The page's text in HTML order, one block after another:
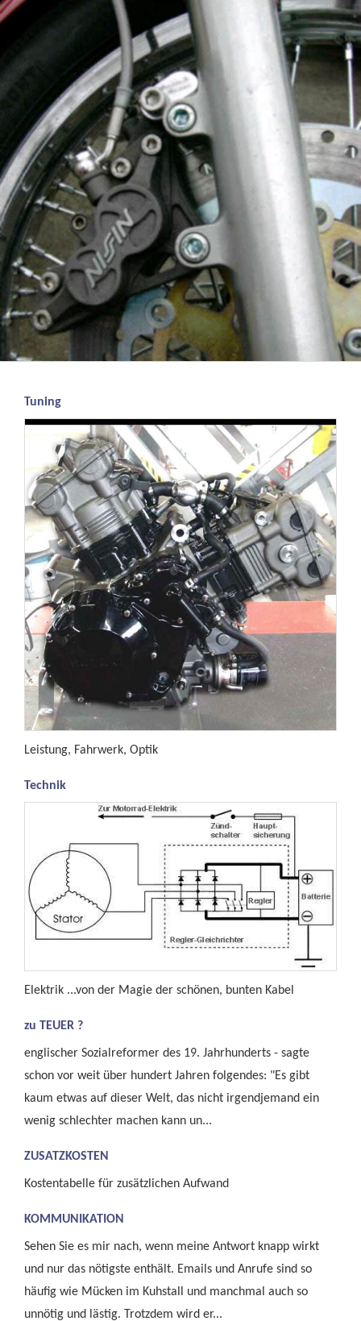
Tuning
Leistung, Fahrwerk, Optik
Technik
Elektrik ...von der Magie der schönen, bunten Kabel
zu TEUER ?
englischer Sozialreformer des 19. Jahrhunderts - sagte
schon vor weit über hundert Jahren folgendes: "Es gibt
kaum etwas auf dieser Welt, das nicht irgendjemand ein
wenig schlechter machen kann un...
ZUSATZKOSTEN
Kostentabelle für zusätzlichen Aufwand
KOMMUNIKATION
Sehen Sie es mir nach, wenn meine Antwort knapp wirkt
und nur das nötigste enthält. Emails und Anrufe sind so
häufig wie Mücken im Kuhstall und manchmal auch so
unnötig und lästig. Trotzdem wird er...